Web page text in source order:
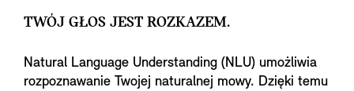
TWÓJ GŁOS JEST ROZKAZEM.
Natural Language Understanding (NLU) umożliwia
rozpoznawanie Twojej naturalnej mowy. Dzięki temu